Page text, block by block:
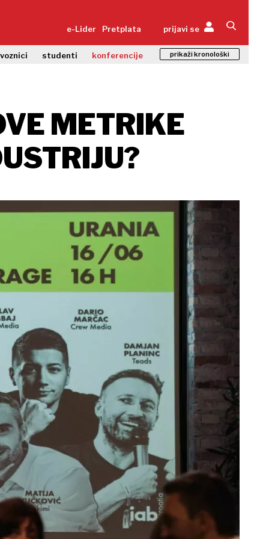
e-Lider Pretplata prijavi se
studenti konferencije prikaži kronološki
METRIKE